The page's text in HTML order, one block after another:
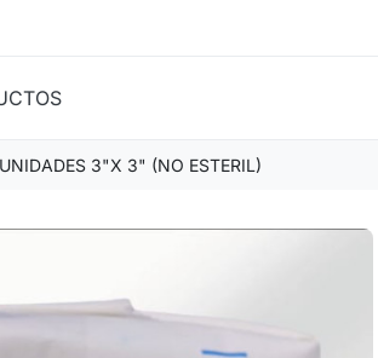
3"X 3" (NO ESTERIL)